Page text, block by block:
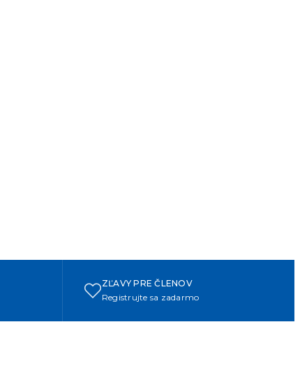
ZĽAVY PRE ČLENOV
Registrujte sa zadarmo